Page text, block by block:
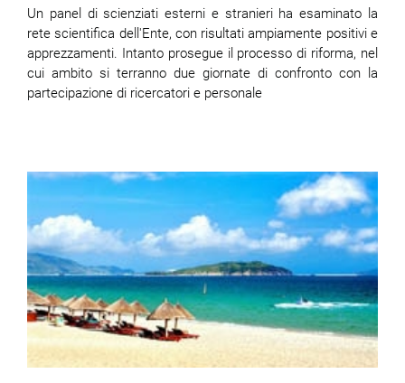
Un panel di scienziati esterni e stranieri ha esaminato la
rete scientifica dell'Ente, con risultati ampiamente positivi e
apprezzamenti. Intanto prosegue il processo di riforma, nel
cui ambito si terranno due giornate di confronto con la
partecipazione di ricercatori e personale